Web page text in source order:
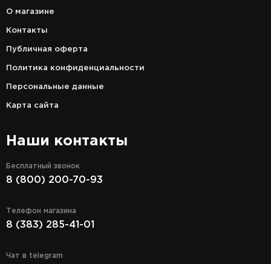
О магазине
Контакты
Публичная оферта
Политика конфиденциальности
Персональные данные
Карта сайта
Наши контакты
Бесплатный звонок
8 (800) 200-70-93
Телефон магазина
8 (383) 285-41-01
Чат в telegram